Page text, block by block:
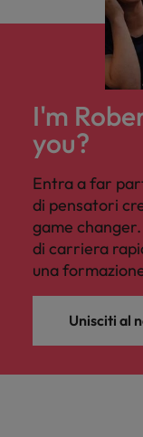
I'm
you?
Entra a far
di pensatori
game
di carriera
una
Unisciti al